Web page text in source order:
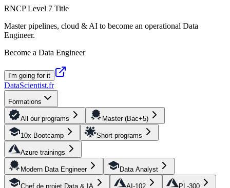
RNCP Level 7 Title
Master pipelines, cloud & AI to become an operational Data
Engineer.
Become a Data Engineer
I'm going for it
DataScientist.fr
Formations
All our programs Master (Bac+5)
10x Bootcamp Short programs
Azure trainings
Modern Data Engineer Data Analyst
Chef de projet Data & IA AI-102 PL-300